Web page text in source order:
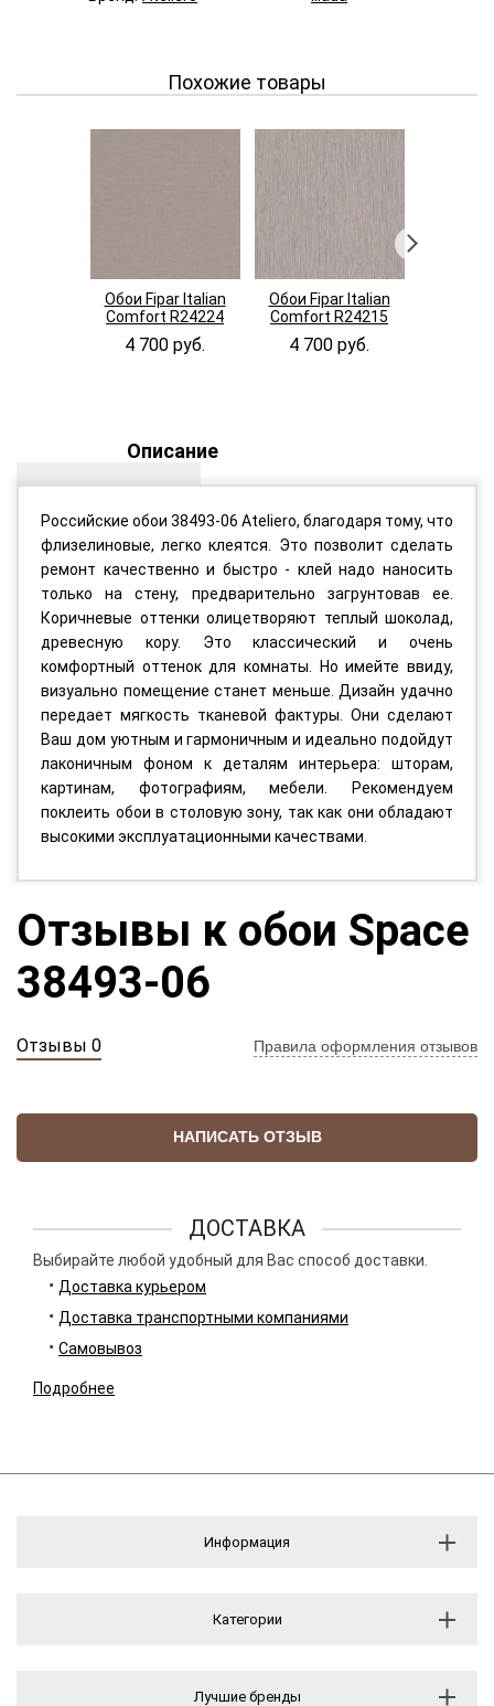
Похожие товары
Обои Fipar Italian
Comfort R24224
4 700 руб.
Обои Fipar Italian
Comfort R24215
4 700 руб.
Описание
Российские обои 38493-06 Ateliero, благодаря тому, что
флизелиновые, легко клеятся. Это позволит сделать
ремонт качественно и быстро - клей надо наносить
только на стену, предварительно загрунтовав ее.
Коричневые оттенки олицетворяют теплый шоколад,
древесную кору. Это классический и очень
комфортный оттенок для комнаты. Но имейте ввиду,
визуально помещение станет меньше. Дизайн удачно
передает мягкость тканевой фактуры. Они сделают
Ваш дом уютным и гармоничным и идеально подойдут
лаконичным фоном к деталям интерьера: шторам,
картинам, фотографиям, мебели. Рекомендуем
поклеить обои в столовую зону, так как они обладают
высокими эксплуатационными качествами.
Отзывы к обои Space
38493-06
Отзывы 0 Правила оформления отзывов
НАПИСАТЬ ОТЗЫВ
ДОСТАВКА
Выбирайте любой удобный для Вас способ доставки.
Доставка курьером
Доставка транспортными компаниями
Самовывоз
Подробнее
Информация
Категории
Лучшие бренды